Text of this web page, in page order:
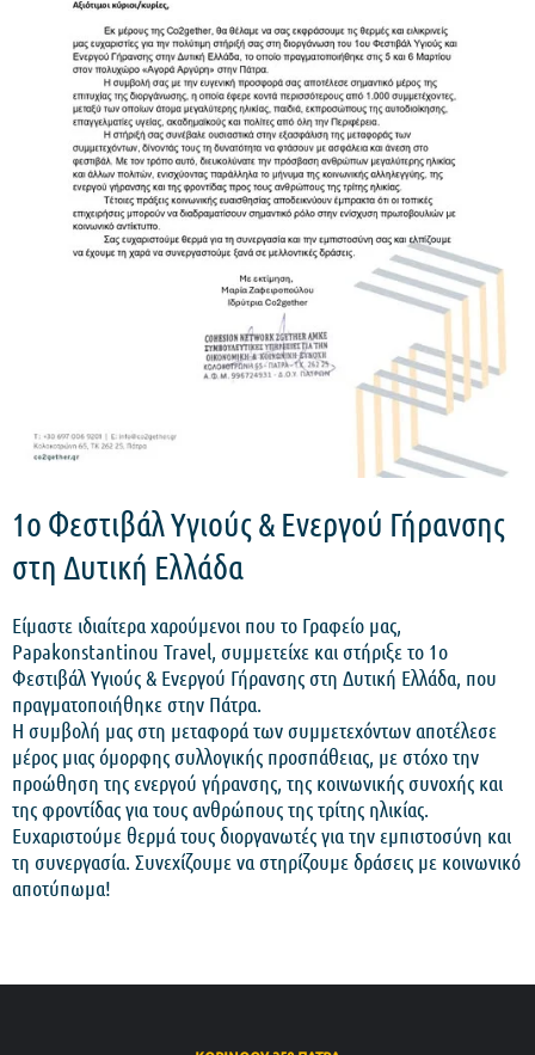
1ο Φεστιβάλ Υγιούς & Ενεργού Γήρανσης
στη Δυτική Ελλάδα
Είμαστε ιδιαίτερα χαρούμενοι που το Γραφείο μας,
Papakonstantinou Travel, συμμετείχε και στήριξε το 1ο
Φεστιβάλ Υγιούς & Ενεργού Γήρανσης στη Δυτική Ελλάδα, που
πραγματοποιήθηκε στην Πάτρα.
Η συμβολή μας στη μεταφορά των συμμετεχόντων αποτέλεσε
μέρος μιας όμορφης συλλογικής προσπάθειας, με στόχο την
προώθηση της ενεργού γήρανσης, της κοινωνικής συνοχής και
της φροντίδας για τους ανθρώπους της τρίτης ηλικίας.
Ευχαριστούμε θερμά τους διοργανωτές για την εμπιστοσύνη και
τη συνεργασία. Συνεχίζουμε να στηρίζουμε δράσεις με κοινωνικό
αποτύπωμα!